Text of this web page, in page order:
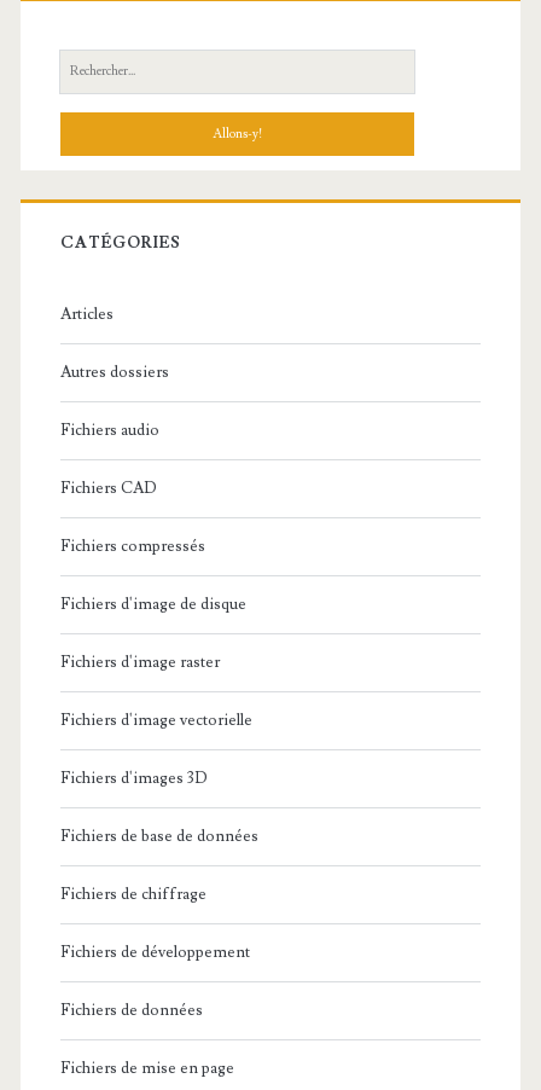
R
e
h
r
c
:
CATÉGORIES
Articles
Autres dossiers
Fichiers audio
Fichiers CAD
Fichiers compressés
Fichiers d'image de disque
Fichiers d'image raster
Fichiers d'image vectorielle
Fichiers d'images 3D
Fichiers de base de données
Fichiers de chiffrage
Fichiers de développement
Fichiers de données
Fichiers de mise en page